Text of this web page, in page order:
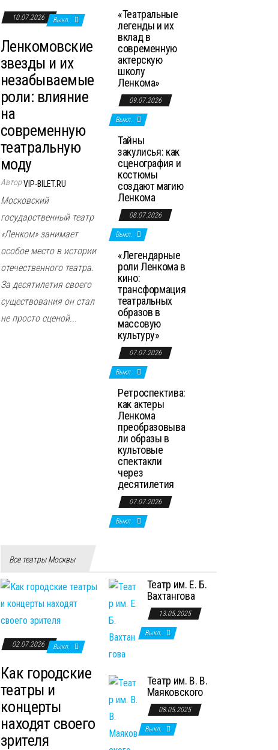
10.07.2026 Выкл.
Ленкомовские
звезды и их
незабываемые
роли: влияние
на
современную
театральную
моду
АвторVIP-BILET.RU
Московский
государственный театр
«Ленком» занимает
особое место в истории
отечественного театра.
За десятилетия своего
существования он стал
не просто сценой...
«Театральные
легенды и их
вклад в
современную
актерскую
школу
Ленкома»
09.07.2026
Выкл.
Тайны
закулисья: как
сценография и
костюмы
создают магию
Ленкома
08.07.2026
Выкл.
«Легендарные
роли Ленкома в
кино:
трансформация
театральных
образов в
массовую
культуру»
07.07.2026
Выкл.
Ретроспектива:
как актеры
Ленкома
преобразовыва
ли образы в
культовые
спектакли
через
десятилетия
07.07.2026
Выкл.
Все театры Москвы
02.07.2026 Выкл.
Как городские
театры и
концерты
находят своего
зрителя
Театр им. Е. Б.
Вахтангова
13.05.2025
Выкл.
Театр им. В. В.
Маяковского
08.05.2025
Выкл.